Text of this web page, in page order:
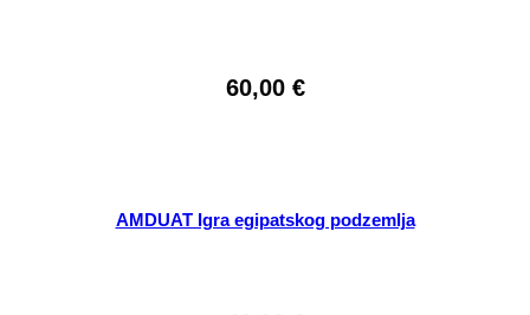
60,00 €
AMDUAT Igra egipatskog podzemlja